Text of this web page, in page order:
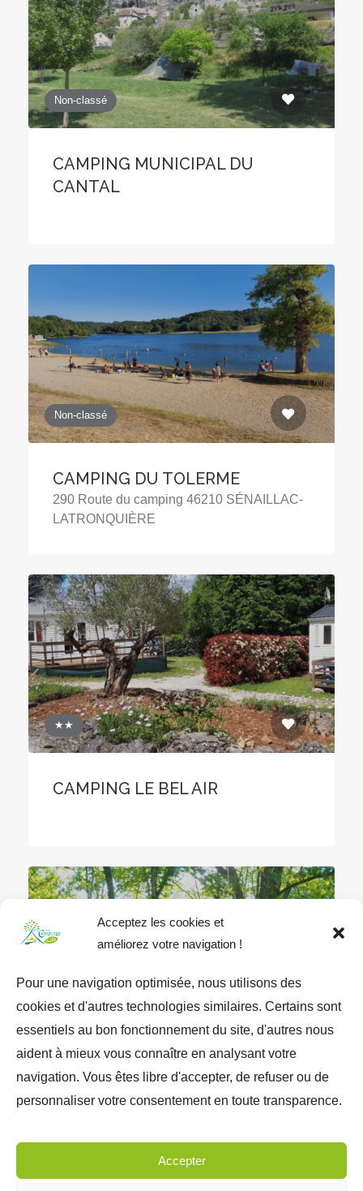
Acceptez les cookies et
améliorez votre navigation !
Pour une navigation optimisée, nous utilisons des
cookies et d'autres technologies similaires. Certains sont
essentiels au bon fonctionnement du site, d'autres nous
aident à mieux vous connaître en analysant votre
navigation. Vous êtes libre d'accepter, de refuser ou de
personnaliser votre consentement en toute transparence.
Accepter
Non-classé
CAMPING MUNICIPAL DU
CANTAL
Non-classé
CAMPING DU TOLERME
290 Route du camping 46210 SÉNAILLAC-
LATRONQUIÈRE
★★
CAMPING LE BEL AIR
CAMPING LES HIRONDELLES